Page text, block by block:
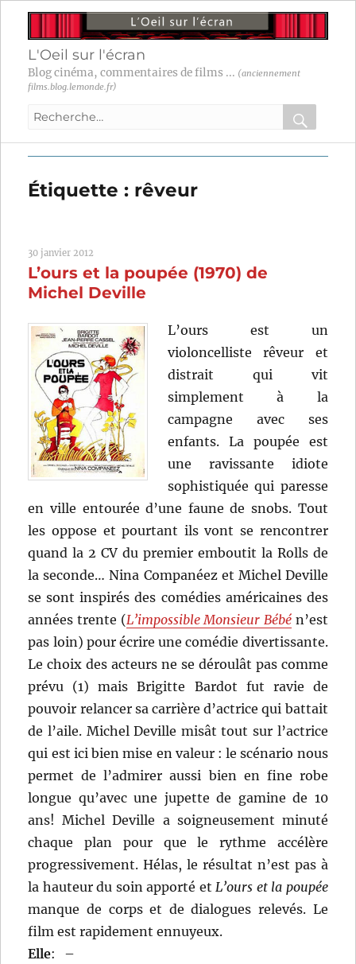
L'Oeil sur l'écran
Blog cinéma, commentaires de films ... (anciennement
films.blog.lemonde.fr)
Recherche
:
OK
Étiquette : rêveur
30 janvier 2012
L’ours et la poupée (1970) de
Michel Deville
L’ours est un
violoncelliste rêveur et
distrait qui vit
simplement à la
campagne avec ses
enfants. La poupée est
une ravissante idiote
sophistiquée qui paresse
en ville entourée d’une faune de snobs. Tout
les oppose et pourtant ils vont se rencontrer
quand la 2 CV du premier emboutit la Rolls de
la seconde… Nina Companéez et Michel Deville
se sont inspirés des comédies américaines des
années trente (L’impossible Monsieur Bébé n’est
pas loin) pour écrire une comédie divertissante.
Le choix des acteurs ne se déroulât pas comme
prévu (1) mais Brigitte Bardot fut ravie de
pouvoir relancer sa carrière d’actrice qui battait
de l’aile. Michel Deville misât tout sur l’actrice
qui est ici bien mise en valeur : le scénario nous
permet de l’admirer aussi bien en fine robe
longue qu’avec une jupette de gamine de 10
ans! Michel Deville a soigneusement minuté
chaque plan pour que le rythme accélère
progressivement. Hélas, le résultat n’est pas à
la hauteur du soin apporté etL’ours et la poupée
manque de corps et de dialogues relevés. Le
film est rapidement ennuyeux.
Elle:
–